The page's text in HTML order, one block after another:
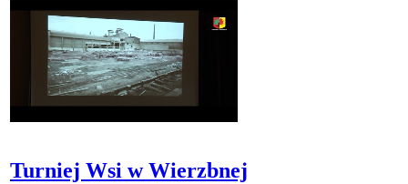
Turniej Wsi w Wierzbnej